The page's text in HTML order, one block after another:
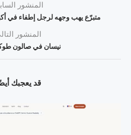
المنشور
متبرّع يهب وجهه لرجل إطفاء في
المنشور
نيسان في صالون طوكيو
قد يعجبك